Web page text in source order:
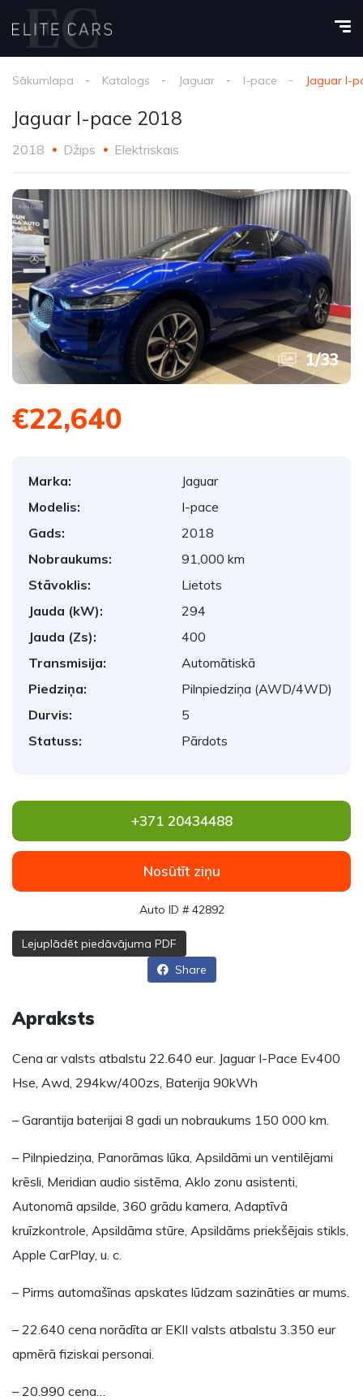
Sākumlapa Katalogs Jaguar I-pace Jaguar I-
Jaguar I-pace 2018
2018 Džips Elektriskais
1/33
€22,640
Marka:
Jaguar
Modelis:
I-pace
Gads:
2018
Nobraukums:
91,000 km
Stāvoklis:
Lietots
Jauda (kW):
294
Jauda (Zs):
400
Transmisija:
Automātiskā
Piedziņa:
Pilnpiedziņa (AWD/4WD)
Durvis:
5
Statuss:
Pārdots
+371 20434488
Nosūtīt ziņu
Auto ID # 42892
Lejuplādēt piedāvājuma PDF
Share
Apraksts
Cena ar valsts atbalstu 22.640 eur. Jaguar I-Pace Ev400
Hse, Awd, 294kw/400zs, Baterija 90kWh
– Garantija baterijai 8 gadi un nobraukums 150 000 km.
– Pilnpiedziņa, Panorāmas lūka, Apsildāmi un ventilējami
krēsli, Meridian audio sistēma, Aklo zonu asistenti,
Autonomā apsilde, 360 grādu kamera, Adaptīvā
kruīzkontrole, Apsildāma stūre, Apsildāms priekšējais stikls,
Apple CarPlay, u. c.
– Pirms automašīnas apskates lūdzam sazināties ar mums.
– 22.640 cena norādīta ar EKII valsts atbalstu 3.350 eur
apmērā fiziskai personai.
– 20.990 cena…